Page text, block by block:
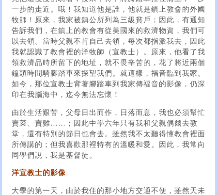
一步的走近。哦！我知道他是誰，他就是鎮上教會的外國
牧師！原來，我家被鎮公所列為三級貧戶；因此，有通知
告訴我們，在鎮上的教會有從美國來的救濟物資，我們可
以去領。當時父親不肯自己去領，每次都指派我去，因此
我就認識了教會裡的洋牧師（宣教士）。原來，他看了我
領救濟品時所留下的地址，就不畏辛苦的，花了將近兩個
鐘頭時間騎腳踏車來探望我們。就這樣，福音臨到我家。
如今，那位宣教士背著腳踏車到我家傳福音的影像，仍深
印在我腦海中，迄今無法忘懷！
由於生活艱苦，父母日出而作，日落而息，我也必須幫忙
賣菜、賣雞……；因此中學六年只有我和父親偶爾去教
堂，還有特別的節日也會去。雖然我不太聽得懂教會裡面
所傳講的；但我喜歡那裡特有的溫暖和愛。因此，我常向
同學們說，我是基督徒。
洋宣教士的影像
大學的第一天，由於我住的那小地方交通不便，雖然天未